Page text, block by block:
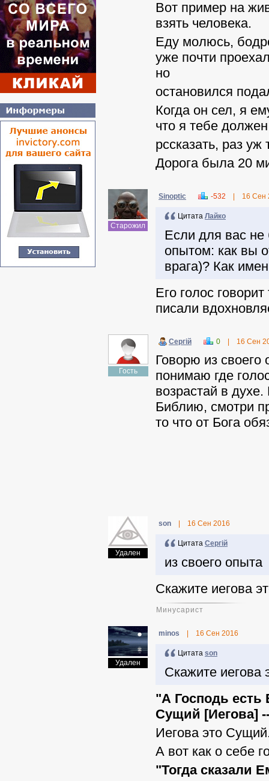
Вот пример на
взять человека.
Еду молюсь,
уже почти
но
остановился
Когда он сел, я
что я тебе должен
рссказать, раз
Дорога была 20
Старожил
Sinoptic -532 16 Сен
Цитата Лайко
Если для вас не
опытом: как вы
врага)? Как
Его голос
писали
Гость
Сергій 0 16 Сен
Говорю из
понимаю где
возрастай в
Библию, смотри
то что от Бога
Удален
sоn 16 Сен 2016
Цитата Сергій
из своего опыта
Скажите иегова
Минусарист
Удален
minos 16 Сен 2016
Цитата sоn
Скажите иегова
"А Господь есть
Сущий [Иегова]
Иегова это
А вот как о себе
"Тогда сказали